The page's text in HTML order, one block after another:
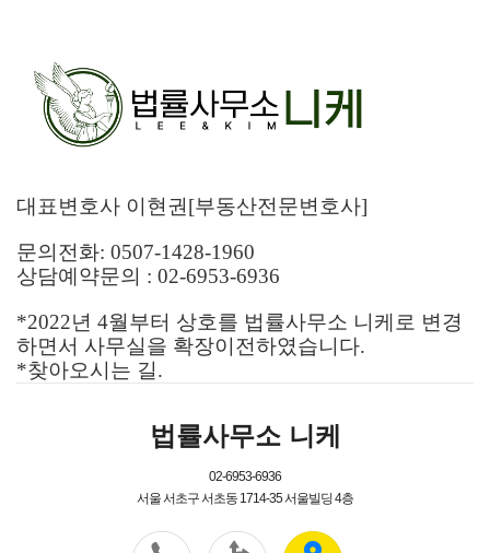
대표변호사 이현권[부동산전문변호사]
문의전화: 0507-1428-1960
상담예약문의 : 02-6953-6936
*2022년 4월부터 상호를 법률사무소 니케로 변경
하면서 사무실을 확장이전하였습니다.
*찾아오시는 길.